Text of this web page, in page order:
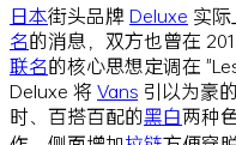
日本街头品牌Deluxe 实际
名的消息，双方也曾在
联名的核心思想定调在
Deluxe 将 Vans 引以为豪的
时、百搭百配的黑白两种